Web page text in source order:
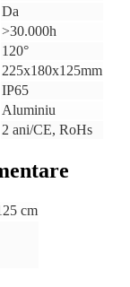
Da
>30.000h
120°
225x180x125mm
IP65
Aluminiu
2 ani/CE, RoHs
cm